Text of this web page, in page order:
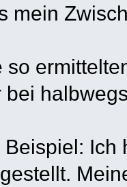
mein
so
bei
Beispiel: Ich